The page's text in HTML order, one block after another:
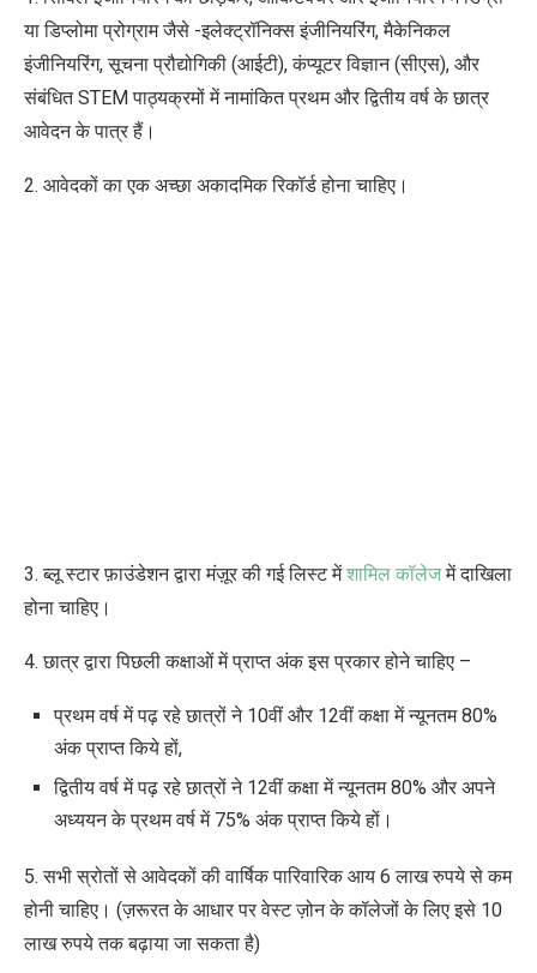
या डिप्लोमा प्रोग्राम जैसे -इलेक्ट्रॉनिक्स इंजीनियरिंग, मैकेनिकल
इंजीनियरिंग, सूचना प्रौद्योगिकी (आईटी), कंप्यूटर विज्ञान (सीएस), और
संबंधित STEM पाठ्यक्रमों में नामांकित प्रथम और द्वितीय वर्ष के छात्र
आवेदन के पात्र हैं।
2. आवेदकों का एक अच्छा अकादमिक रिकॉर्ड होना चाहिए।
3. ब्लू स्टार फ़ाउंडेशन द्वारा मंज़ूर की गई लिस्ट मेंशामिल कॉलेजमें दाखिला
होना चाहिए।
4. छात्र द्वारा पिछली कक्षाओं में प्राप्त अंक इस प्रकार होने चाहिए –
प्रथम वर्ष में पढ़ रहे छात्रों ने 10वीं और 12वीं कक्षा में न्यूनतम 80%
अंक प्राप्त किये हों,
द्वितीय वर्ष में पढ़ रहे छात्रों ने 12वीं कक्षा में न्यूनतम 80% और अपने
अध्ययन के प्रथम वर्ष में 75% अंक प्राप्त किये हों।
5. सभी स्रोतों से आवेदकों की वार्षिक पारिवारिक आय 6 लाख रुपये से कम
होनी चाहिए। (ज़रूरत के आधार पर वेस्ट ज़ोन के कॉलेजों के लिए इसे 10
लाख रुपये तक बढ़ाया जा सकता है)